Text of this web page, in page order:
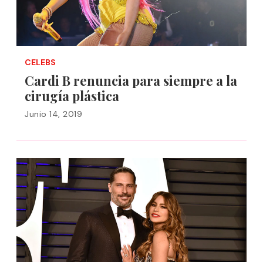
CELEBS
Cardi B renuncia para siempre a la
cirugía plástica
Junio 14, 2019